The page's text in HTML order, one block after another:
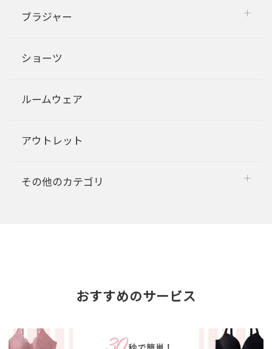
ブラジャー
ショーツ
ルームウェア
アウトレット
その他のカテゴリ
おすすめのサービス